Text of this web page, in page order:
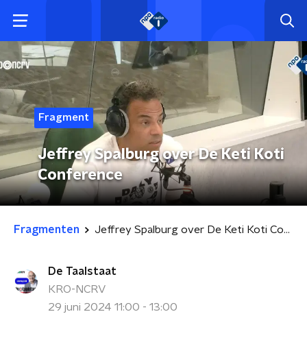
Fragment
Jeffrey Spalburg over De Keti Koti
Conference
Fragmenten Jeffrey Spalburg over De Keti Koti Conference
De Taalstaat
KRO-NCRV
29 juni 2024 11:00 - 13:00